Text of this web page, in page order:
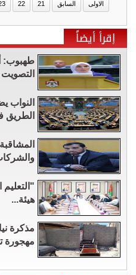
الاولى السابق 21
22
إقرأ أيضاً
طهبوب:
النواب
الطريق
هيئة...
مذكرة
مهجورة